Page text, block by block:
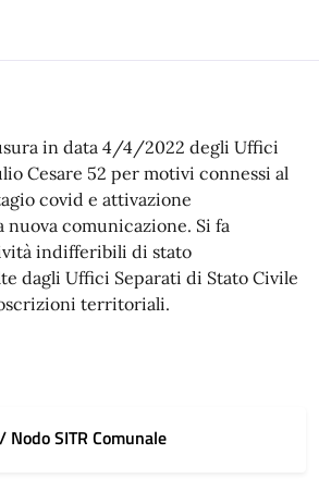
in data 4/4/2022 degli Uffici
Cesare 52 per motivi connessi al
covid e attivazione
nuova comunicazione. Si fa
indifferibili di stato
dagli Uffici Separati di Stato Civile
territoriali.
SITR Comunale